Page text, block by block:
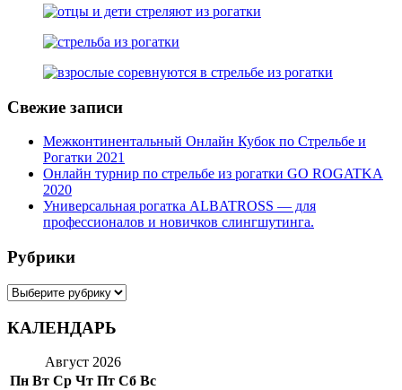
Свежие записи
Межконтинентальный Онлайн Кубок по Стрельбе и
Рогатки 2021
Онлайн турнир по стрельбе из рогатки GO ROGATKA
2020
Универсальная рогатка ALBATROSS — для
профессионалов и новичков слингшутинга.
Рубрики
Рубрики
КАЛЕНДАРЬ
Август 2026
Пн Вт Ср Чт Пт Сб Вс